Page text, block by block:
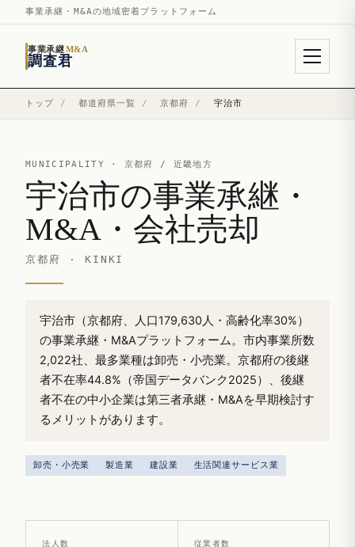
事業承継・M&Aの地域密着プラットフォーム
事業承継M&A
調査君
トップ / 都道府県一覧 / 京都府 / 宇治市
MUNICIPALITY · 京都府 / 近畿地方
宇治市の事業承継・
M&A・会社売却
京都府 · KINKI
宇治市（京都府、人口179,630人・高齢化率30%）
の事業承継・M&Aプラットフォーム。市内事業所数
2,022社、最多業種は卸売・小売業。京都府の後継
者不在率44.8%（帝国データバンク2025）、後継
者不在の中小企業は第三者承継・M&Aを早期検討す
るメリットがあります。
卸売・小売業 製造業 建設業 生活関連サービス業
法人数 従業者数